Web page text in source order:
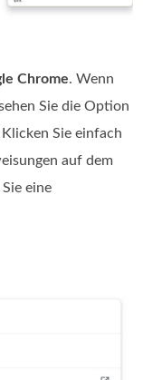
Chrome. Wenn
Sie die Option
Klicken Sie einfach
auf dem
eine